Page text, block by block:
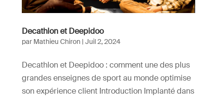
Decathlon et Deepidoo
par Mathieu Chiron| Juil 2, 2024
Decathlon et Deepidoo : comment une des plus
grandes enseignes de sport au monde optimise
son expérience client Introduction Implanté dans